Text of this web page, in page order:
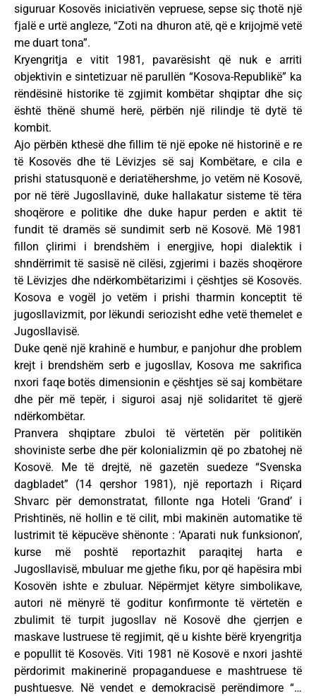
siguruar Kosovës iniciativën vepruese, sepse siç thotë një
fjalë e urtë angleze, “Zoti na dhuron atë, që e krijojmë vetë
me duart tona”.
Kryengritja e vitit 1981, pavarësisht që nuk e arriti
objektivin e sintetizuar në parullën “Kosova-Republikë” ka
rëndësinë historike të zgjimit kombëtar shqiptar dhe siç
është thënë shumë herë, përbën një rilindje të dytë të
kombit.
Ajo përbën kthesë dhe fillim të një epoke në historinë e re
të Kosovës dhe të Lëvizjes së saj Kombëtare, e cila e
prishi statusquonë e deriatëhershme, jo vetëm në Kosovë,
por në tërë Jugosllavinë, duke hallakatur sisteme të tëra
shoqërore e politike dhe duke hapur perden e aktit të
fundit të dramës së sundimit serb në Kosovë. Më 1981
fillon çlirimi i brendshëm i energjive, hopi dialektik i
shndërrimit të sasisë në cilësi, zgjerimi i bazës shoqërore
të Lëvizjes dhe ndërkombëtarizimi i çështjes së Kosovës.
Kosova e vogël jo vetëm i prishi tharmin konceptit të
jugosllavizmit, por lëkundi seriozisht edhe vetë themelet e
Jugosllavisë.
Duke qenë një krahinë e humbur, e panjohur dhe problem
krejt i brendshëm serb e jugosllav, Kosova me sakrifica
nxori faqe botës dimensionin e çështjes së saj kombëtare
dhe për më tepër, i siguroi asaj një solidaritet të gjerë
ndërkombëtar.
Pranvera shqiptare zbuloi të vërtetën për politikën
shoviniste serbe dhe për kolonializmin që po zbatohej në
Kosovë. Me të drejtë, në gazetën suedeze “Svenska
dagbladet” (14 qershor 1981), një reportazh i Riçard
Shvarc për demonstratat, fillonte nga Hoteli ‘Grand’ i
Prishtinës, në hollin e të cilit, mbi makinën automatike të
lustrimit të këpucëve shënonte : ‘Aparati nuk funksionon’,
kurse më poshtë reportazhit paraqitej harta e
Jugosllavisë, mbuluar me gjethe fiku, por që hapësira mbi
Kosovën ishte e zbuluar. Nëpërmjet këtyre simbolikave,
autori në mënyrë të goditur konfirmonte të vërtetën e
zbulimit të turpit jugosllav në Kosovë dhe çjerrjen e
maskave lustruese të regjimit, që u kishte bërë kryengritja
e popullit të Kosovës. Viti 1981 në Kosovë e nxori jashtë
përdorimit makinerinë propaganduese e mashtruese të
pushtuesve. Në vendet e demokracisë perëndimore “…